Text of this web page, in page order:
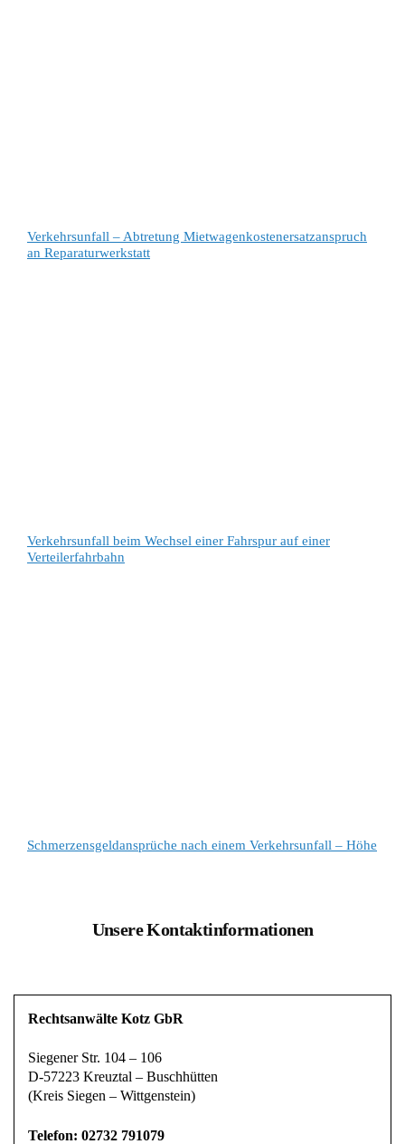
Verkehrsunfall – Abtretung Mietwagenkostenersatzanspruch
an Reparaturwerkstatt
Verkehrsunfall beim Wechsel einer Fahrspur auf einer
Verteilerfahrbahn
Schmerzensgeldansprüche nach einem Verkehrsunfall – Höhe
Unsere Kontaktinformationen
Rechtsanwälte Kotz GbR
Siegener Str. 104 – 106
D-57223 Kreuztal – Buschhütten
(Kreis Siegen – Wittgenstein)
Telefon: 02732 791079